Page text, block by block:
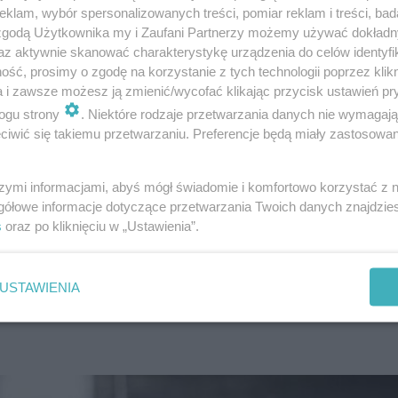
jakości. Górnicy zirytowani
groszek lub orzech będzie wynosiła 1890 zł
dla podmiotów nieobjętych zwolnieniem.
typu miał energetyczny będzie wynosiła 1550 zł
nieobjętych zwolnieniem.
wybór spersonalizowanych treści, pomiar reklam i treści,
Użytkownika my i Zaufani Partnerzy możemy używać
aktywnie skanować charakterystykę urządzenia do celów
prosimy o zgodę na korzystanie z tych technologii poprzez
i zawsze możesz ją zmienić/wycofać klikając przycisk ustawień
strony
. Niektóre rodzaje przetwarzania danych nie
się takiemu przetwarzaniu. Preferencje będą miały
informacjami, abyś mógł świadomie i komfortowo korzystać z
informacje dotyczące przetwarzania Twoich danych
oraz po kliknięciu w „Ustawienia”.
USTAWIENIA